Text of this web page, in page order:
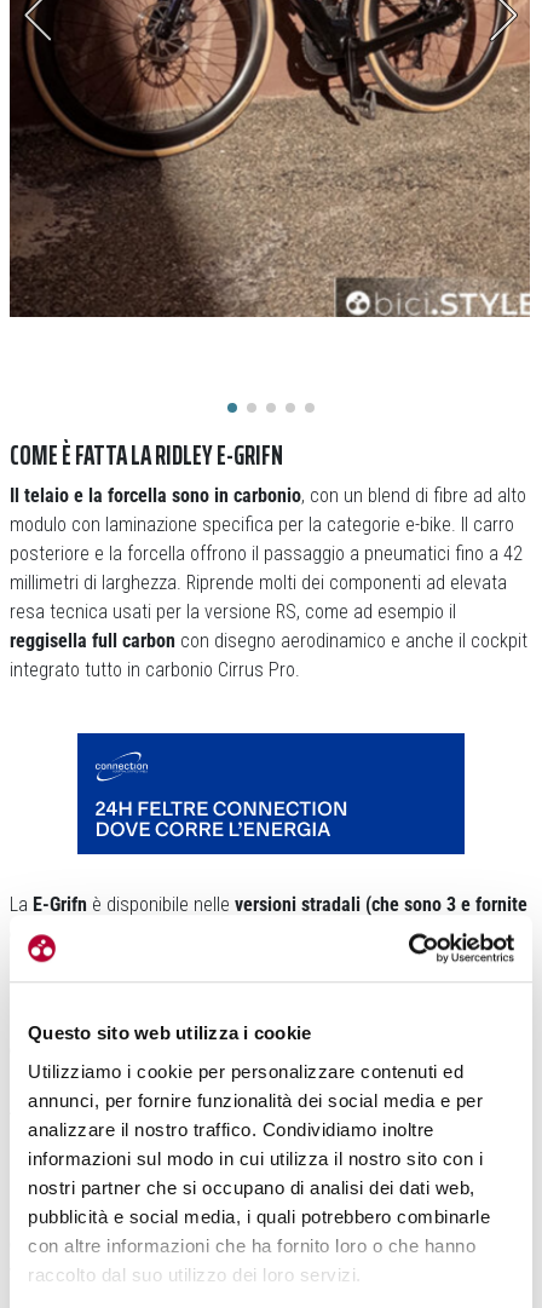
Questo sito web utilizza i cookie
Utilizziamo i cookie per personalizzare contenuti ed
annunci, per fornire funzionalità dei social media e per
analizzare il nostro traffico. Condividiamo inoltre
informazioni sul modo in cui utilizza il nostro sito con i
nostri partner che si occupano di analisi dei dati web,
pubblicità e social media, i quali potrebbero combinarle
con altre informazioni che ha fornito loro o che hanno
raccolto dal suo utilizzo dei loro servizi.
COME È FATTA LA RIDLEY E-GRIFN
Il telaio e la forcella sono in carbonio, con un blend di fibre ad alto
modulo con laminazione specifica per la categorie e-bike. Il carro
posteriore e la forcella offrono il passaggio a pneumatici fino a 42
millimetri di larghezza. Riprende molti dei componenti ad elevata
resa tecnica usati per la versione RS, come ad esempio il
reggisella full carbon con disegno aerodinamico e anche il cockpit
integrato tutto in carbonio Cirrus Pro.
La E-Grifn è disponibile nelle versioni stradali (che sono 3 e fornite
con le gomme road da 32 millimetri di larghezza)
con doppia
corona anteriore. Di base si sviluppano intorno alle trasmissioni
sono di 7999, 6599 e 5499 euro.
Sono invece quattro le
configurazioni e-gravel (che montano le gomme da 35)
hanno la monocorona anteriore su base Sram Rival XPLR e Apex
AXS XPLR, rispettivamente a 6599 e 5799 euro di listino. Due
hanno il doppio plateau anteriore su base Shimano, GRX800 e
GRX600 (entrambi meccanici) a 5999 e 5499 di listino.
Un altro aspetto che colpisce in modo positivo è chela nuova
elettrica di Ridley rientra nel programma di customizzazione della
verniciatura . L’utente finale può scegliere di personalizzare